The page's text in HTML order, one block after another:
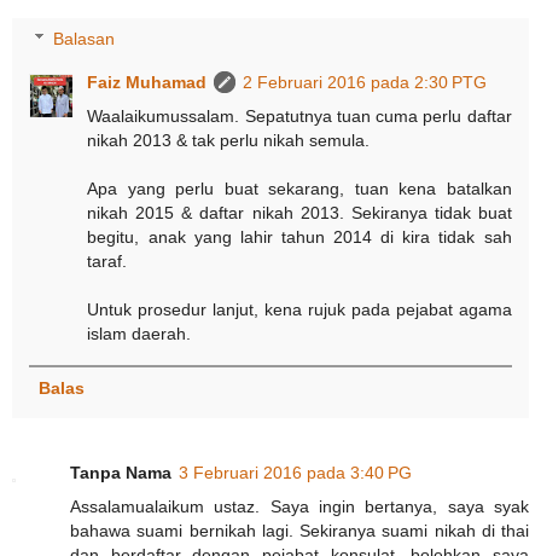
Balasan
Faiz Muhamad
2 Februari 2016 pada 2:30 PTG
Waalaikumussalam. Sepatutnya tuan cuma perlu daftar
nikah 2013 & tak perlu nikah semula.
Apa yang perlu buat sekarang, tuan kena batalkan
nikah 2015 & daftar nikah 2013. Sekiranya tidak buat
begitu, anak yang lahir tahun 2014 di kira tidak sah
taraf.
Untuk prosedur lanjut, kena rujuk pada pejabat agama
islam daerah.
Balas
Tanpa Nama 3 Februari 2016 pada 3:40 PG
Assalamualaikum ustaz. Saya ingin bertanya, saya syak
bahawa suami bernikah lagi. Sekiranya suami nikah di thai